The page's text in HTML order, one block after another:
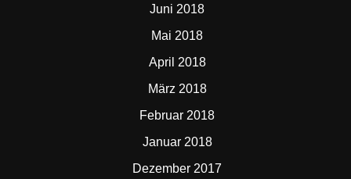
Juni 2018
Mai 2018
April 2018
März 2018
Februar 2018
Januar 2018
Dezember 2017